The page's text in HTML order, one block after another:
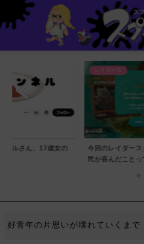
ネルさん、17歳女の
レイダース
今回のレイダー
民が喜んだことっ
好青年の片思いが壊れていくまで